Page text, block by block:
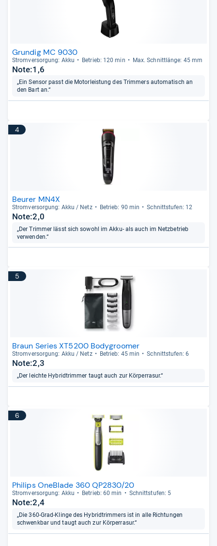
Grundig MC 9030
Strom­ver­sor­gung: Akku Betrieb: 120 min Max. Schnitt­länge: 45 mm
Note:1,6
„Ein Sensor passt die Motorleistung des Trimmers automatisch an
den Bart an.“
4
Beurer MN4X
Strom­ver­sor­gung: Akku / Netz Betrieb: 90 min Schnitt­stu­fen: 12
Note:2,0
„Der Trimmer lässt sich sowohl im Akku- als auch im Netzbetrieb
verwenden.“
5
Braun Series XT5200 Bodygroomer
Strom­ver­sor­gung: Akku / Netz Betrieb: 45 min Schnitt­stu­fen: 6
Note:2,3
„Der leichte Hybridtrimmer taugt auch zur Körperrasur.“
6
Philips OneBlade 360 QP2830/20
Strom­ver­sor­gung: Akku Betrieb: 60 min Schnitt­stu­fen: 5
Note:2,4
„Die 360-Grad-Klinge des Hybridtrimmers ist in alle Richtungen
schwenkbar und taugt auch zur Körperrasur.“